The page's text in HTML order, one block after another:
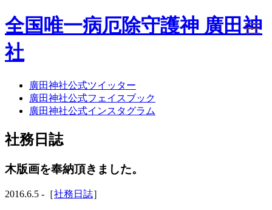
全国唯一病厄除守護神 廣田神
社
ホーム
社務日誌
お知らせ
年間祭事のご案内
お願いごと
神前結婚式
ご相談
廣田神社公式ツイッター
廣田神社公式フェイスブック
廣田神社公式インスタグラム
社務日誌
木版画を奉納頂きました。
2016.6.5 -［社務日誌］